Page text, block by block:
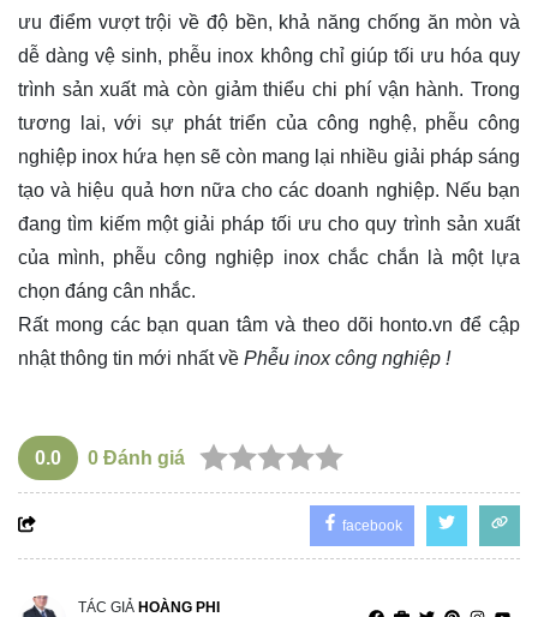
ưu điểm vượt trội về độ bền, khả năng chống ăn mòn và
dễ dàng vệ sinh, phễu inox không chỉ giúp tối ưu hóa quy
trình sản xuất mà còn giảm thiểu chi phí vận hành. Trong
tương lai, với sự phát triển của công nghệ, phễu công
nghiệp inox hứa hẹn sẽ còn mang lại nhiều giải pháp sáng
tạo và hiệu quả hơn nữa cho các doanh nghiệp. Nếu bạn
đang tìm kiếm một giải pháp tối ưu cho quy trình sản xuất
của mình, phễu công nghiệp inox chắc chắn là một lựa
chọn đáng cân nhắc.
Rất mong các bạn quan tâm và theo dõi honto.vn để cập
nhật thông tin mới nhất về Phễu inox công nghiệp !
0.0 0 Đánh giá
facebook
TÁC GIẢ HOÀNG PHI